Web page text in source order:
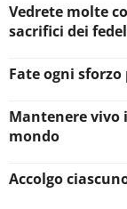
Vedrete molte
sacrifici dei
Fate ogni
Mantenere vivo
mondo
Accolgo